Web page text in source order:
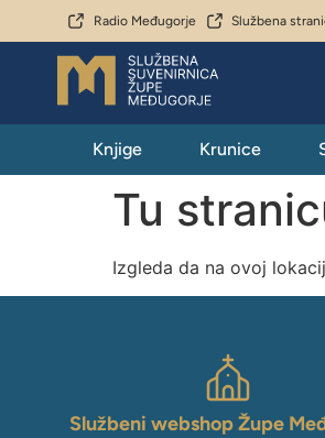
Radio Međugorje Službena
Knjige Krunice
Tu
Izgleda da na ovoj
Službeni webshop Župe